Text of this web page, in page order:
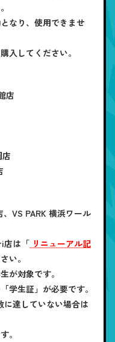
なり、使用できませ
入してください。
店
店
VS PARK 横浜ワール
店は「 リニューアル記
い。
が対象です。
学生証」が必要です。
達していない場合は
。